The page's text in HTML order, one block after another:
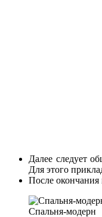
Далее следует
Для этого
После
Спальня-модерн